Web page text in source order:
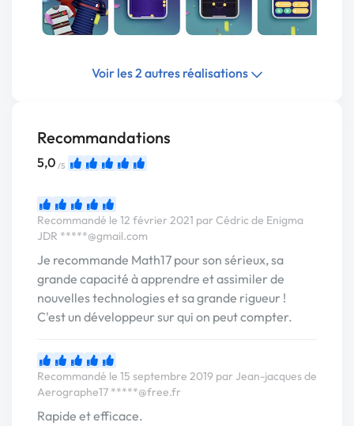
Voir les 2 autres réalisations
Recommandations
5,0 /5
Recommandé le 12 février 2021 par Cédric de Enigma
JDR *****@gmail.com
Je recommande Math17 pour son sérieux, sa
grande capacité à apprendre et assimiler de
nouvelles technologies et sa grande rigueur !
C'est un développeur sur qui on peut compter.
Recommandé le 15 septembre 2019 par Jean-jacques de
Aerographe17 *****@free.fr
Rapide et efficace.